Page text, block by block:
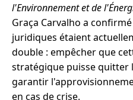
l'Environnement et de
Graça Carvalho a
juridiques étaient
double : empêcher que
stratégique puisse quitter
garantir
en cas de crise.